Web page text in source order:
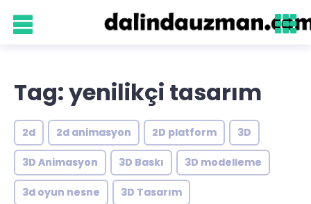
Tag: yenilikçi tasarım
2d 2d animasyon 2D platform 3D
3D Animasyon 3D Baskı 3D modelleme
3d oyun nesne 3D Tasarım